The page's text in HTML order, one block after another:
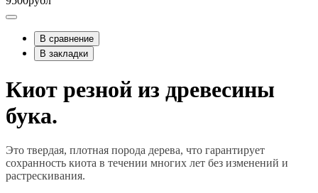
В сравнение
В закладки
Киот резной из древесины
бука.
Это твердая, плотная порода дерева, что гарантирует
сохранность киота в течении многих лет без изменений и
растрескивания.